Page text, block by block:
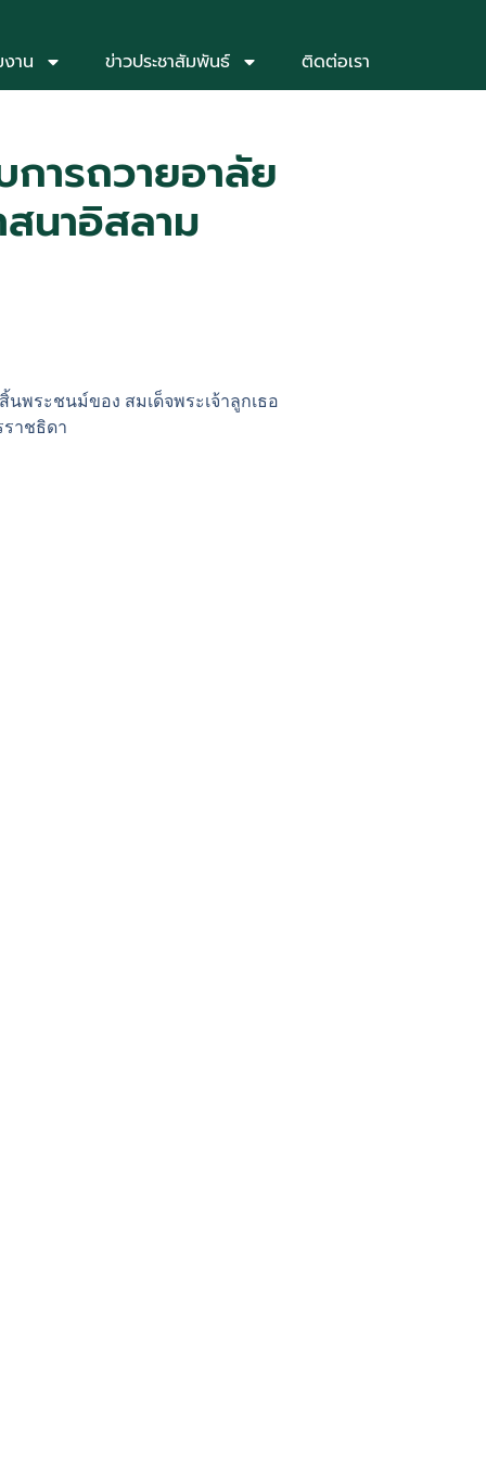
าน ข่าวประชาสัมพันธ์ ติดต่อเรา
ารถวายอาลัย
นาอิสลาม
พระชนม์ของ สมเด็จพระเจ้าลูกเธอ
าชธิดา